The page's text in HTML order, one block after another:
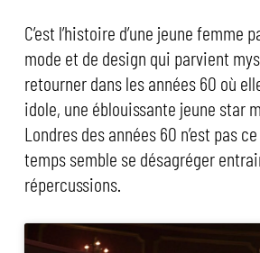
C’est l’histoire d’une jeune femme
mode et de design qui parvient
retourner dans les années 60 où
idole, une éblouissante jeune star
Londres des années 60 n’est pas
temps semble se désagréger
répercussions.